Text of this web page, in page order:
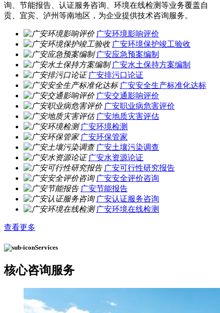
询、节能报告、认证服务咨询、环境在线检测等业务覆盖自
贡、宜宾、泸州等南地区，为企业提供技术咨询服务。
广安环境影响评价
广安环境保护竣工验收
广安应急预案编制
广安水土保持方案编制
广安排污口论证
广安安全生产标准化达标
广安交通影响评价
广安职业病危害评价
广安地质灾害评估
广安环境检测
广安环保管家
广安土壤污染调查
广安水资源论证
广安可行性研究报告
广安安全评价咨询
广安节能报告
广安认证服务咨询
广安环境在线检测
查看更多
Services
核心咨询服务